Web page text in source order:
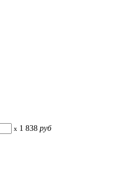
x 1 838 руб